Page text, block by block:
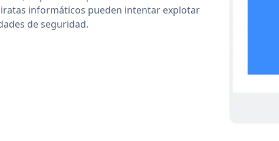
informáticos pueden intentar explotar
de seguridad.